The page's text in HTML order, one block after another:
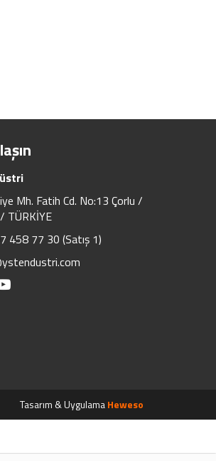
Mh. Fatih Cd. No:13 Çorlu /
TÜRKİYE
458 77 30 (Satış 1)
Tasarım & UygulamaHeweso